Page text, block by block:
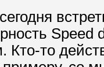
Speed
то